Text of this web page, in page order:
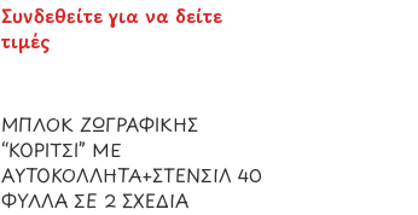
Συνδεθείτε για να δείτε
τιμές
ΜΠΛΟΚ ΖΩΓΡΑΦΙΚΗΣ
“ΚΟΡΙΤΣΙ” ΜΕ
ΑΥΤΟΚΟΛΛΗΤΑ+ΣΤΕΝΣΙΛ 40
ΦΥΛΛΑ ΣΕ 2 ΣΧΕΔΙΑ